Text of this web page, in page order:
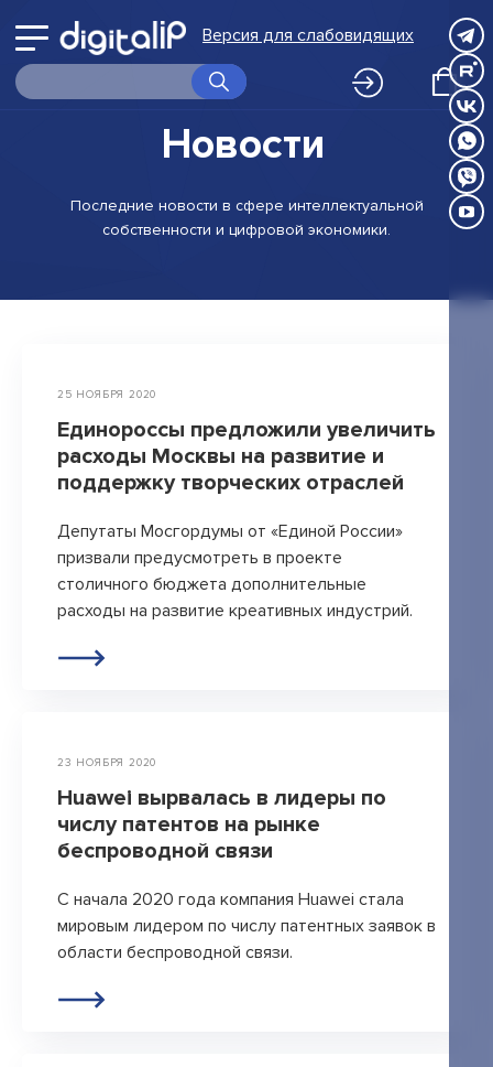
Версия для слабовидящих
О Digital IP
Экспертиза
Клуб
Открытые лекции
IPQuorum.Музыка
Согласие на обработку персональных
Согласие на обработку персональных
данных (Cookie)
Политика обработки персональных данных
Положение об антикоррупционной
политике
Новости
Последние новости в сфере интеллектуальной
собственности и цифровой экономики.
25 НОЯБРЯ 2020
Единороссы предложили увеличить
расходы Москвы на развитие и
поддержку творческих отраслей
Депутаты Мосгордумы от «Единой России»
призвали предусмотреть в проекте
столичного бюджета дополнительные
расходы на развитие креативных индустрий.
23 НОЯБРЯ 2020
Huawei вырвалась в лидеры по
числу патентов на рынке
беспроводной связи
С начала 2020 года компания Huawei стала
мировым лидером по числу патентных заявок в
области беспроводной связи.
Принимаю
персональных
Принимаю
персональных
Принимаю
персональных
выбору
программ
Войти
в
Вернуться
выбору